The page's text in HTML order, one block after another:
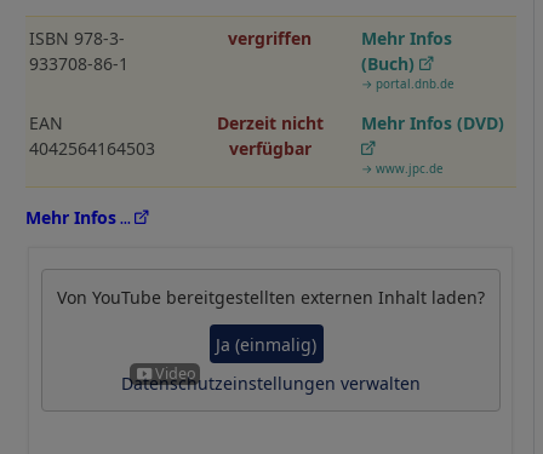
ISBN 978-3-
933708-86-1
vergriffen
Mehr Infos
(Buch)
→ portal.dnb.de
EAN
4042564164503
Derzeit nicht
verfügbar
Mehr Infos (DVD)
→ www.jpc.de
Mehr Infos
Von YouTube bereitgestellten externen Inhalt laden?
Ja (einmalig)
Datenschutzeinstellungen verwalten